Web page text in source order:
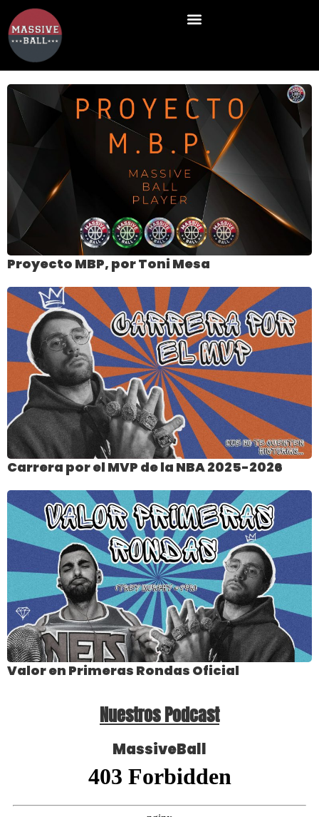
Proyecto MBP, por Toni Mesa
Carrera por el MVP de la NBA 2025-2026
Valor en Primeras Rondas Oficial
Nuestros Podcast
MassiveBall